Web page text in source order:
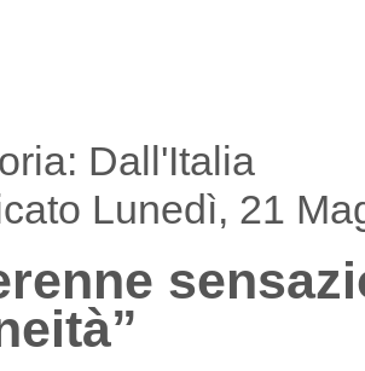
Dall'Italia
Lunedì, 21